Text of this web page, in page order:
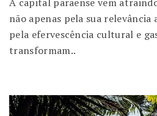
não apenas pela sua
pela efervescência cultural e
transformam..